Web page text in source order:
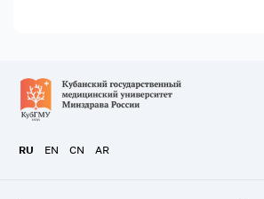
RU EN CN AR